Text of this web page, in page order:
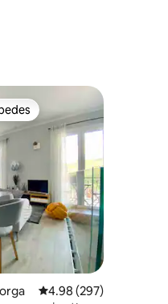
evaluaciones
entre huéspedes
Calificación promedio:
4.98 (297)